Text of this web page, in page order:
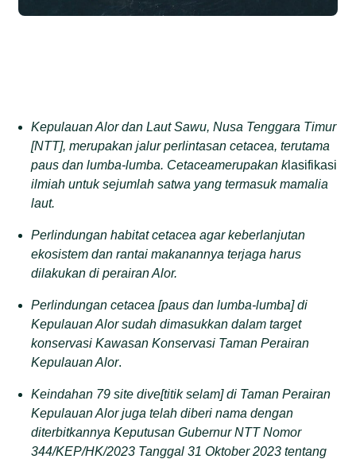
Kepulauan AlordanLaut Sawu, Nusa Tenggara Timur
[NTT], merupakan jalur perlintasan cetacea, terutama
paus dan lumba-lumba. Cetaceamerupakan klasifikasi
ilmiah untuk sejumlah satwa yang termasuk mamalia
laut.
Perlindunganhabitat cetacea agar keberlanjutan
ekosistem dan rantai makanannya terjaga harus
dilakukan di perairan Alor.
Perlindungan cetacea[paus dan lumba-lumba]di
Kepulauan Alor sudah dimasukkan dalamtarget
konservasiKawasanKonservasi Taman Perairan
Kepulauan Alor.
Keindahan 79 site dive[titik selam] di Taman Perairan
Kepulauan Alorjugatelah diberi nama dengan
diterbitkannya Keputusan Gubernur NTT Nomor
344/KEP/HK/2023 Tanggal 31 Oktober 2023 tentang